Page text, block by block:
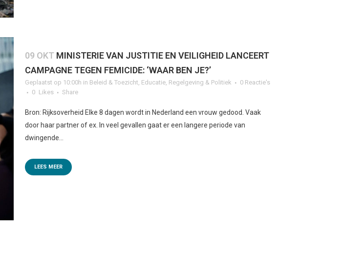
09 OKT MINISTERIE VAN JUSTITIE EN VEILIGHEID LANCEERT
CAMPAGNE TEGEN FEMICIDE: ‘WAAR BEN JE?’
Geplaatst op 10:00h in Beleid & Toezicht, Educatie, Regelgeving & Politiek
0 Reactie's
0 Likes Share
Bron: Rijksoverheid Elke 8 dagen wordt in Nederland een vrouw gedood. Vaak
door haar partner of ex. In veel gevallen gaat er een langere periode van
dwingende...
LEES MEER